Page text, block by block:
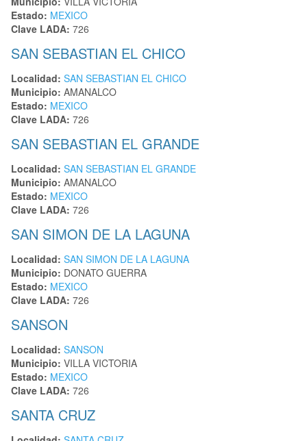
Estado: MEXICO
Clave LADA: 726
SAN SEBASTIAN EL CHICO
Localidad: SAN SEBASTIAN EL CHICO
Municipio: AMANALCO
Estado: MEXICO
Clave LADA: 726
SAN SEBASTIAN EL GRANDE
Localidad: SAN SEBASTIAN EL GRANDE
Municipio: AMANALCO
Estado: MEXICO
Clave LADA: 726
SAN SIMON DE LA LAGUNA
Localidad: SAN SIMON DE LA LAGUNA
Municipio: DONATO GUERRA
Estado: MEXICO
Clave LADA: 726
SANSON
Localidad: SANSON
Municipio: VILLA VICTORIA
Estado: MEXICO
Clave LADA: 726
SANTA CRUZ